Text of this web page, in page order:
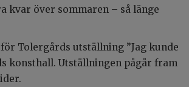
kvar över sommaren – så länge
Tolergårds utställning ”Jag kunde
konsthall. Utställningen pågår fram